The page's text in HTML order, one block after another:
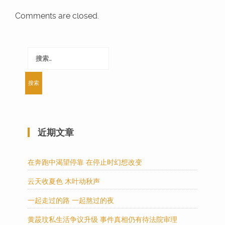
Comments are closed.
索：
近期文章
在奔跑中渴望停靠 在停止时幻想改变
云天收夏色 木叶动秋声
一起走过的路 一起熬过的夜
黄晸玟私生活争议升级 事件真相仍有待法院审理